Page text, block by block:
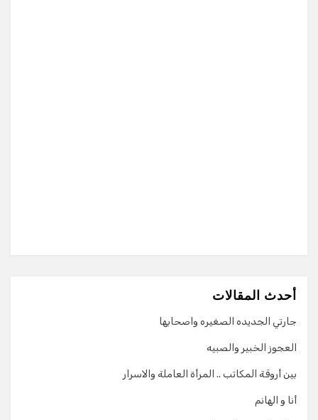
أحدث المقالات
جارتي الجديده الصغيره واصحابها
العجوز الخبير والصبيه
بين أروقة المكاتب .. المرأة العاملة والاسرار
أنا و الهانم